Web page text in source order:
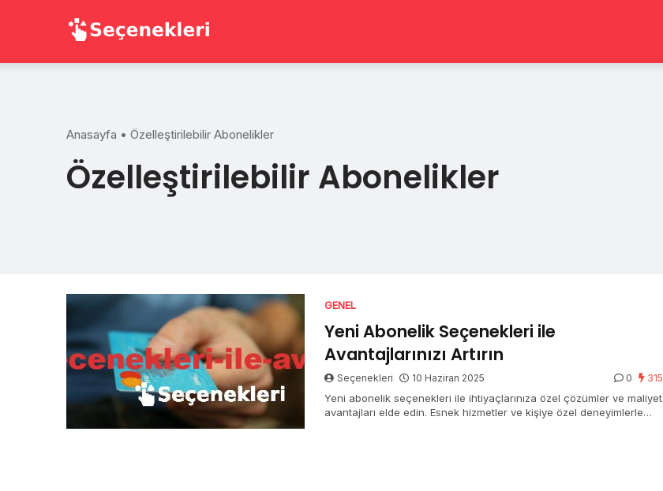
Anasayfa • Özelleştirilebilir Abonelikler
Özelleştirilebilir Abonelikler
GENEL
Yeni Abonelik Seçenekleri ile
Avantajlarınızı Artırın
Seçenekleri 10 Haziran 2025 0 315
Yeni abonelik seçenekleri ile ihtiyaçlarınıza özel çözümler ve maliyet
avantajları elde edin. Esnek hizmetler ve kişiye özel deneyimlerle